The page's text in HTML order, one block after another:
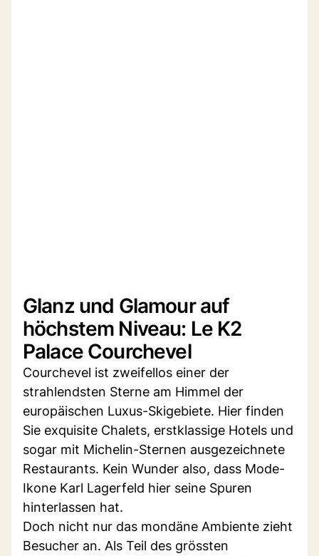
Glanz und Glamour auf
höchstem Niveau: Le K2
Palace Courchevel
Courchevel ist zweifellos einer der
strahlendsten Sterne am Himmel der
europäischen Luxus-Skigebiete. Hier finden
Sie exquisite Chalets, erstklassige Hotels und
sogar mit Michelin-Sternen ausgezeichnete
Restaurants. Kein Wunder also, dass Mode-
Ikone Karl Lagerfeld hier seine Spuren
hinterlassen hat.
Doch nicht nur das mondäne Ambiente zieht
Besucher an. Als Teil des grössten